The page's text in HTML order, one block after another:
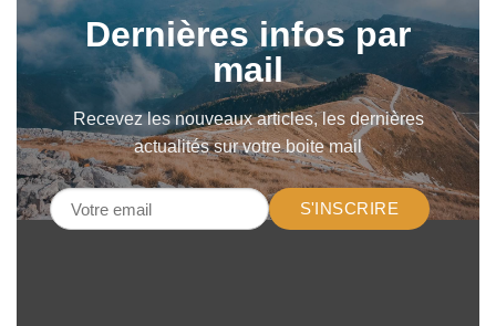
Dernières infos par
mail
Recevez les nouveaux articles, les dernières
actualités sur votre boite mail
S'INSCRIRE